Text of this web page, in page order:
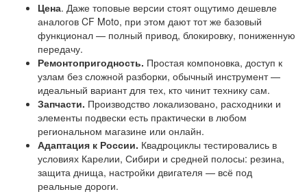
Цена. Даже топовые версии стоят ощутимо дешевле
аналогов CF Moto, при этом дают тот же базовый
функционал — полный привод, блокировку, пониженную
передачу.
Ремонтопригодность. Простая компоновка, доступ к
узлам без сложной разборки, обычный инструмент —
идеальный вариант для тех, кто чинит технику сам.
Запчасти. Производство локализовано, расходники и
элементы подвески есть практически в любом
региональном магазине или онлайн.
Адаптация к России. Квадроциклы тестировались в
условиях Карелии, Сибири и средней полосы: резина,
защита днища, настройки двигателя — всё под
реальные дороги.